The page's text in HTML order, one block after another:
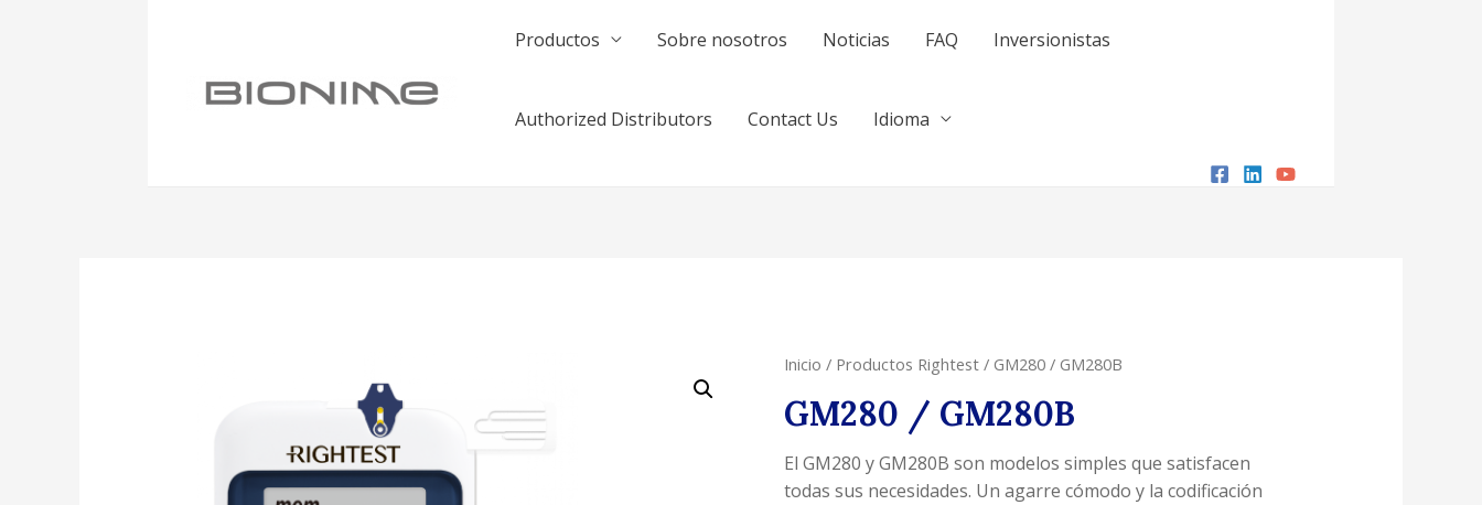
Productos Sobre nosotros Noticias FAQ Inversionistas
Authorized Distributors Contact Us Idioma
Inicio / Productos Rightest / GM280 / GM280B
GM280 / GM280B
El GM280 y GM280B son modelos simples que satisfacen
todas sus necesidades. Un agarre cómodo y la codificación